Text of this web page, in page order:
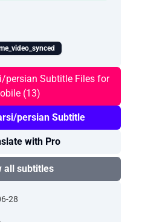
persian Subtitle Files for
(13)
persian Subtitle
with Pro
all subtitles
28